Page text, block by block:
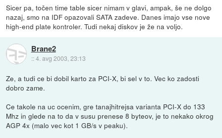
Sicer pa, točen time table sicer nimam v glavi, ampak, še ne dolgo
nazaj, smo na IDF opazovali SATA zadeve. Danes imajo vse nove
high-end plate kontroler. Tudi nekaj diskov je že na voljo.
Brane2
::4. avg 2003, 23:13
Ze, a tudi ce bi dobil karto za PCI-X, bi sel v to. Vec ko zadosti
dobro zame.
Ce takole na uc ocenim, gre tanajhitrejsa varianta PCI-X do 133
Mhz in glede na to da v susu prenese 8 byteov, je to nekako okrog
AGP 4x (malo vec kot 1 GB/s v peaku).